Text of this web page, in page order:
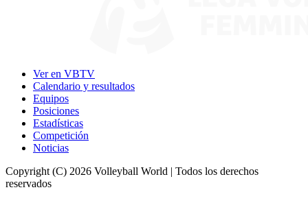
Ver en VBTV
Calendario y resultados
Equipos
Posiciones
Estadísticas
Competición
Noticias
Copyright (C) 2026 Volleyball World | Todos los derechos
reservados